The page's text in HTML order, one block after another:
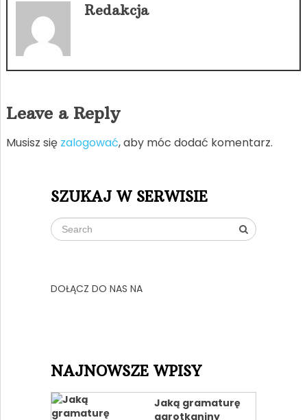
Redakcja
Leave a Reply
Musisz się zalogować, aby móc dodać komentarz.
SZUKAJ W SERWISIE
DOŁĄCZ DO NAS NA
NAJNOWSZE WPISY
Jaką gramaturę
agrotkaniny